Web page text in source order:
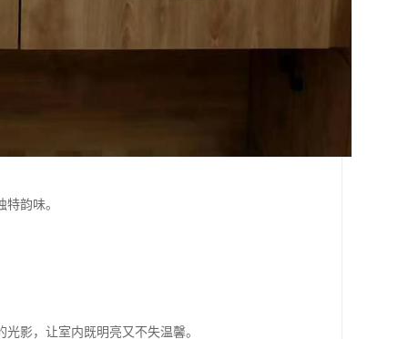
韵味。
影，让室内既明亮又不失温馨。